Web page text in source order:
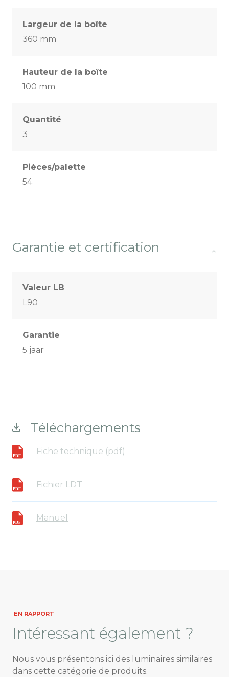
Largeur de la boîte
360 mm
Hauteur de la boîte
100 mm
Quantité
3
Pièces/palette
54
Garantie et certification
Valeur LB
L90
Garantie
5 jaar
Téléchargements
Fiche technique (pdf)
Fichier LDT
Manuel
EN RAPPORT
Intéressant également ?
Nous vous présentons ici des luminaires similaires
dans cette catégorie de produits.